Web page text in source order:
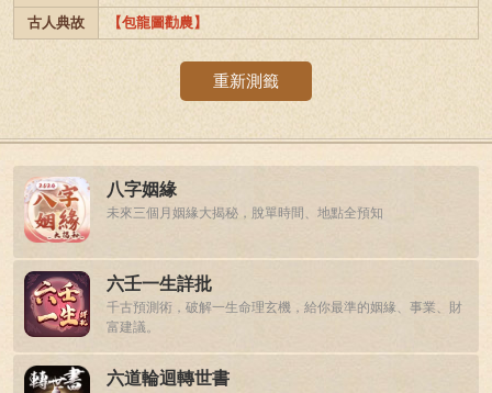
古人典故
【包龍圖勸農】
重新測籤
八字姻緣
未來三個月姻緣大揭秘，脫單時間、地點全預知
六壬一生詳批
千古預測術，破解一生命理玄機，給你最準的姻緣、事業、財
富建議。
六道輪迴轉世書